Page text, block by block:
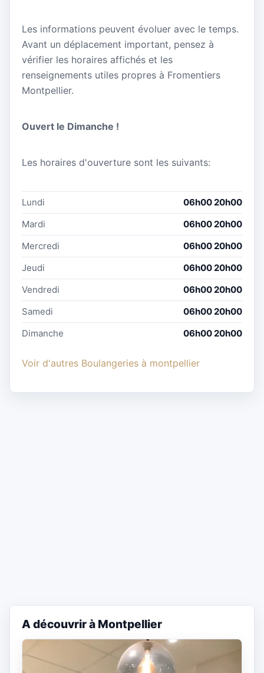
Les informations peuvent évoluer avec le temps.
Avant un déplacement important, pensez à
vérifier les horaires affichés et les
renseignements utiles propres à Fromentiers
Montpellier.
Ouvert le Dimanche !
Les horaires d'ouverture sont les suivants:
Lundi
06h00 20h00
Mardi
06h00 20h00
Mercredi
06h00 20h00
Jeudi
06h00 20h00
Vendredi
06h00 20h00
Samedi
06h00 20h00
Dimanche
06h00 20h00
Voir d'autres Boulangeries à montpellier
A découvrir à Montpellier